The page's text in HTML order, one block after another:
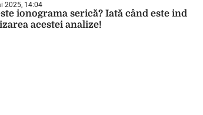
2025, 14:04
ionograma serică? Iată când este
acestei analize!